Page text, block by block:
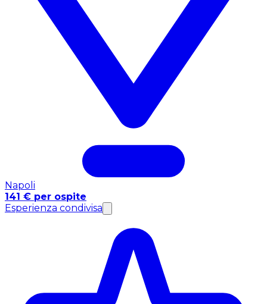
Napoli
141 € per ospite
Esperienza condivisa